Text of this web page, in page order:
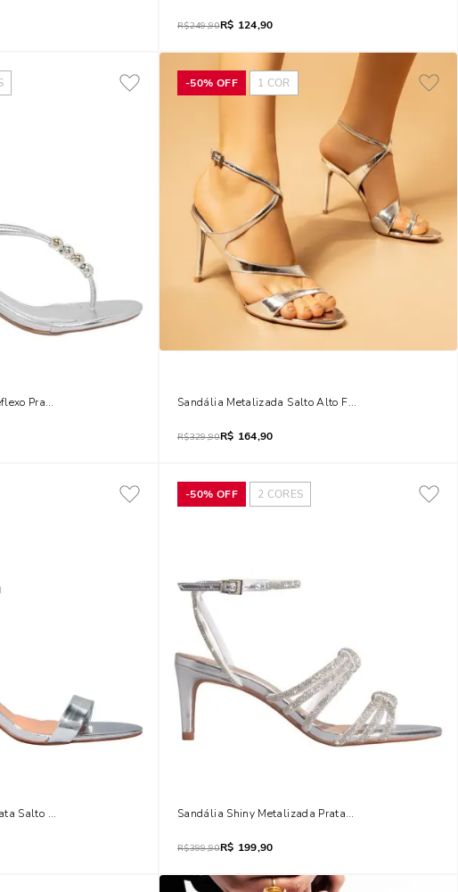
R$249,90R$ 124,90
Prata Salto Grosso
-50% OFF 1 COR
Sandália Metalizada Salto Alto Fino Prata
R$329,90R$ 164,90
Salto Fino
-50% OFF 2 CORES
Sandália Shiny Metalizada Prata Salto Médio
R$399,90R$ 199,90